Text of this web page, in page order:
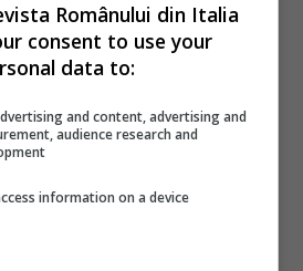
Românului din Italia
consent to use your
data to:
and content, advertising and
audience research and
information on a device